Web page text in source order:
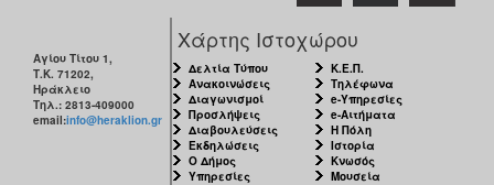
Αγίου Τίτου 1,
Τ.Κ. 71202,
Ηράκλειο
Τηλ.: 2813-409000
email:info@heraklion.gr
Χάρτης Ιστοχώρου
Δελτία Τύπου
Ανακοινώσεις
Διαγωνισμοί
Προσλήψεις
Διαβουλεύσεις
Εκδηλώσεις
Ο Δήμος
Υπηρεσίες
Κ.Ε.Π.
Τηλέφωνα
e-Υπηρεσίες
e-Αιτήματα
Η Πόλη
Ιστορία
Κνωσός
Μουσεία